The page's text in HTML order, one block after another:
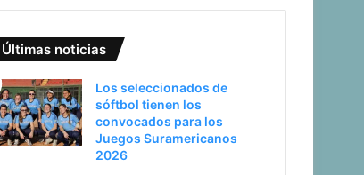
Últimas noticias
Los seleccionados de
sóftbol tienen los
convocados para los
Juegos Suramericanos
2026